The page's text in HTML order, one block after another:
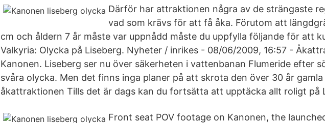
Därför har attraktionen några av de strängaste
vad som krävs för att få åka. Förutom att
cm och åldern 7 år måste var uppnådd måste du uppfylla följande för att
Valkyria: Olycka på Liseberg. Nyheter / inrikes - 08/06/2009, 16:57 -
Kanonen. Liseberg ser nu över säkerheten i vattenbanan Flumeride efter
svåra olycka. Men det finns inga planer på att skrota den över 30 år gamla
åkattraktionen Tills det är dags kan du fortsätta att upptäcka allt roligt på
Front seat POV footage on Kanonen, the